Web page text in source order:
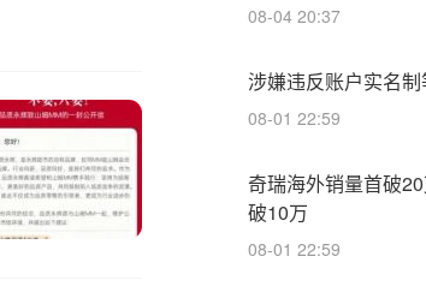
08-04 20:37
涉嫌违反账户实名
08-01 22:59
奇瑞海外销量首破
破10万
08-01 22:59